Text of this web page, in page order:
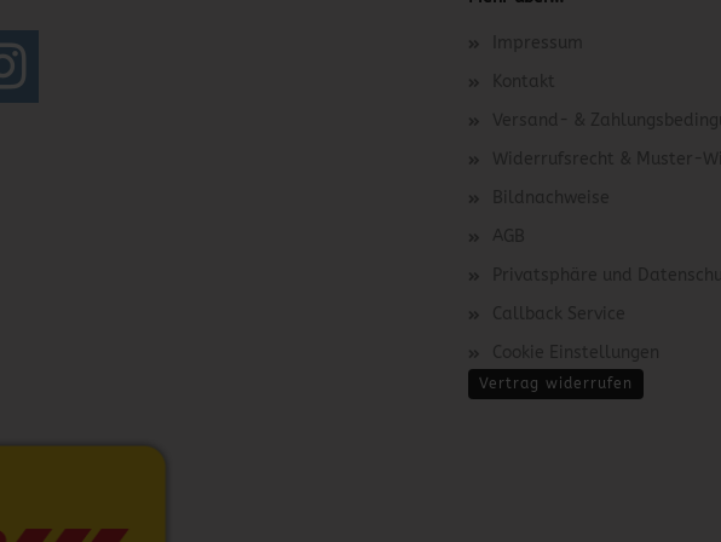
Impressum
Kontakt
Versand- &
Widerrufsrecht & Muster-
Bildnachweise
AGB
Privatsphäre und
Callback Service
Cookie Einstellungen
Vertrag widerrufen